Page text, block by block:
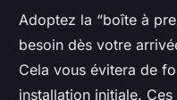
Adoptez la “boîte à
besoin dès votre
Cela vous évitera de
installation initiale.